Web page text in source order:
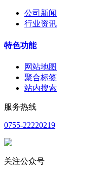
公司新闻
行业资讯
特色功能
网站地图
聚合标签
站内搜索
服务热线
0755-22220219
关注公众号